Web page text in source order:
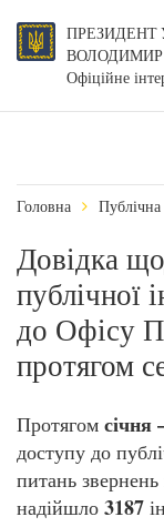
ПРЕЗИДЕНТ
Офіційне
Головна
Довідка
публічної
до Офісу
протягом
Протягом січня
доступу до
питань
надійшло 3187